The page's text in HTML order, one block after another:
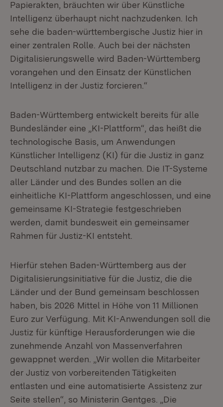
Papierakten, bräuchten wir über Künstliche
Intelligenz überhaupt nicht nachzudenken. Ich
sehe die baden-württembergische Justiz hier in
einer zentralen Rolle. Auch bei der nächsten
Digitalisierungswelle wird Baden-Württemberg
vorangehen und den Einsatz der Künstlichen
Intelligenz in der Justiz forcieren.“
Baden-Württemberg entwickelt bereits für alle
Bundesländer eine „KI-Plattform“, das heißt die
technologische Basis, um Anwendungen
Künstlicher Intelligenz (KI) für die Justiz in ganz
Deutschland nutzbar zu machen. Die IT-Systeme
aller Länder und des Bundes sollen an die
einheitliche KI-Plattform angeschlossen, und eine
gemeinsame KI-Strategie festgeschrieben
werden, damit bundesweit ein gemeinsamer
Rahmen für Justiz-KI entsteht.
Hierfür stehen Baden-Württemberg aus der
Digitalisierungsinitiative für die Justiz, die die
Länder und der Bund gemeinsam beschlossen
haben, bis 2026 Mittel in Höhe von 11 Millionen
Euro zur Verfügung. Mit KI-Anwendungen soll die
Justiz für künftige Herausforderungen wie die
zunehmende Anzahl von Massenverfahren
gewappnet werden. „Wir wollen die Mitarbeiter
der Justiz von vorbereitenden Tätigkeiten
entlasten und eine automatisierte Assistenz zur
Seite stellen“, so Ministerin Gentges. „Die